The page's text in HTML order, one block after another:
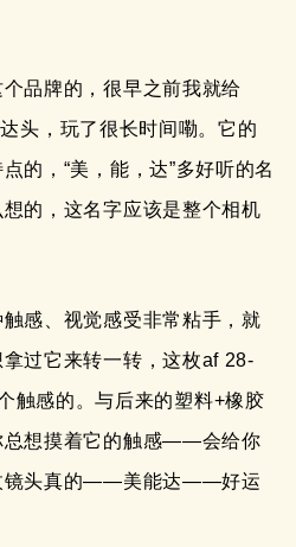
品牌的，很早之前我就给
头，玩了很长时间嘞。它的
的，“美，能，达”多好听的名
的，这名字应该是整个相机
感、视觉感受非常粘手，就
过它来转一转，这枚af 28-
触感的。与后来的塑料+橡胶
总想摸着它的触感——会给你
镜头真的——美能达——好运